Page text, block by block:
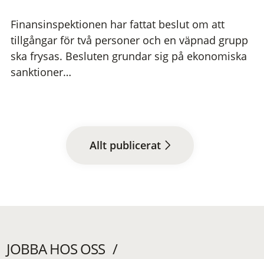
Finansinspektionen har fattat beslut om att
tillgångar för två personer och en väpnad grupp
ska frysas. Besluten grundar sig på ekonomiska
sanktioner…
Allt publicerat
JOBBA HOS OSS